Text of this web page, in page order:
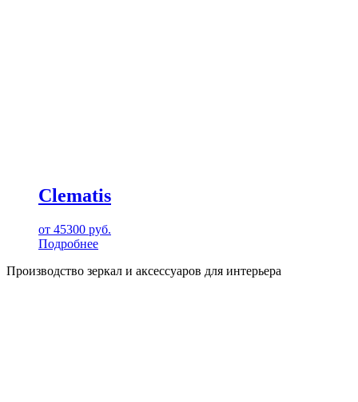
Clematis
от 45300 руб.
Подробнее
Производство зеркал и аксессуаров для интерьера